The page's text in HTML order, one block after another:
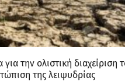
την ολιστική διαχείριση
της λειψυδρίας